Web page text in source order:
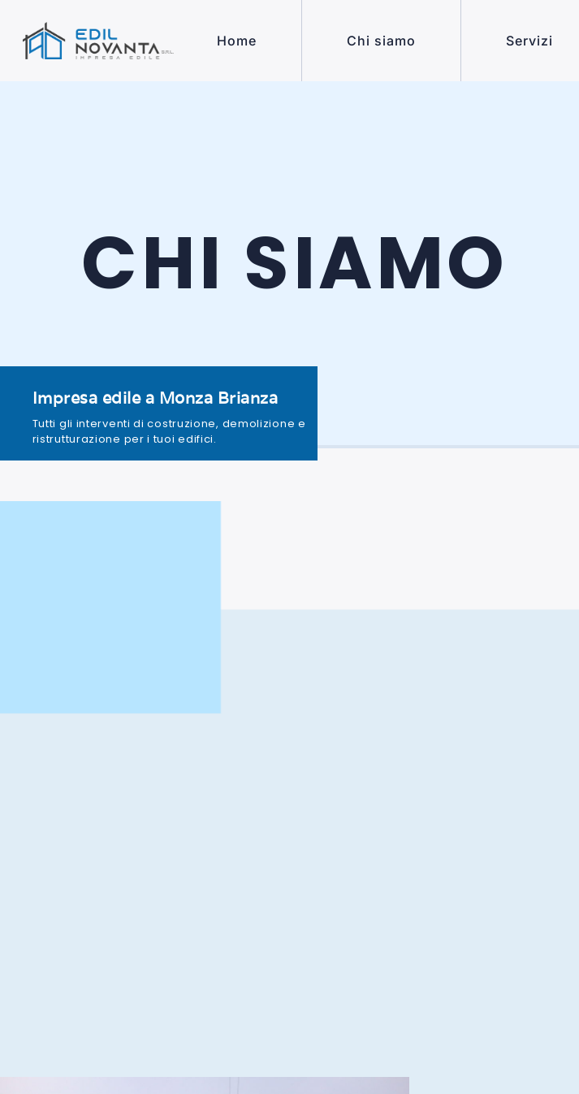
Home Chi siamo Servizi
CHI SIAMO
Impresa edile a Monza Brianza
Tutti gli interventi di costruzione, demolizione e
ristrutturazione per i tuoi edifici.